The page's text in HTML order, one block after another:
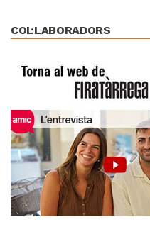
COL·LABORADORS